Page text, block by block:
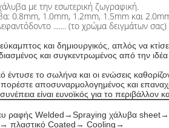
με την εσωτερική ζωγραφική.
0.8mm, 1.0mm, 1.2mm, 1.5mm και
....... (το χρώμα δειγμάτων σας)
και δημιουργικός, απλός να
και συγκεντρωμένος από την ιδέα
έντυσε το σωλήνα και οι ενώσεις
αποσυναρμολογημένος και
είναι ευνοϊκός για το περιβάλλον
ραφής Welded→Spraying χάλυβα
πλαστικό Coated→ Cooling→